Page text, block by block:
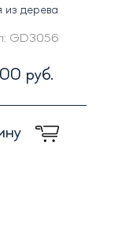
из дерева
GD3056
руб.